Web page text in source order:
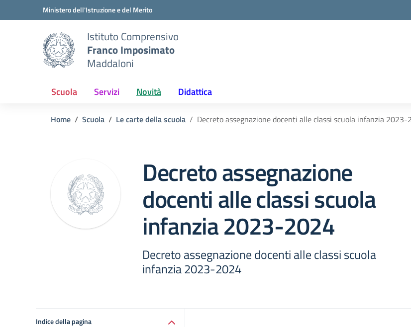
Vai ai contenuti
Vai al menu di navigazioneMinistero dell'Istruzione e del Merito
Istituto Comprensivo
Franco Imposimato
Maddaloni
Scuola Servizi Novità Didattica
Home Scuola Le carte della scuola Decreto assegnazione docenti alle classi scuola infanzia 2023-
Decreto assegnazione
docenti alle classi scuola
infanzia 2023-2024
Decreto assegnazione docenti alle classi scuola
infanzia 2023-2024
Indice della pagina